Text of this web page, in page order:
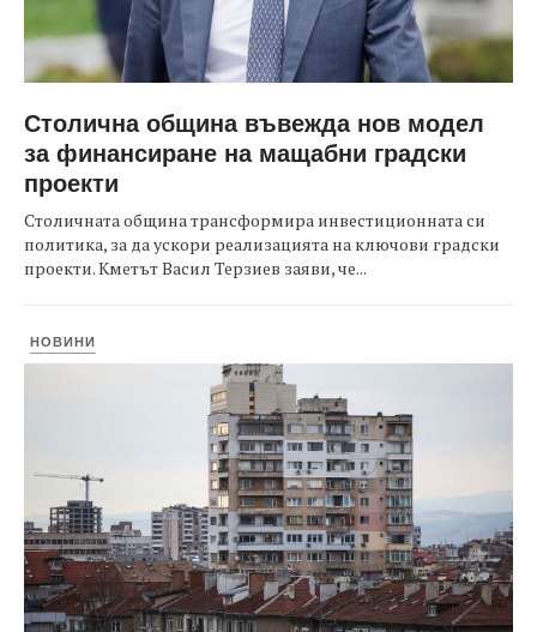
Столична община въвежда нов модел
за финансиране на мащабни градски
проекти
Столичната община трансформира инвестиционната си
политика, за да ускори реализацията на ключови градски
проекти. Кметът Васил Терзиев заяви, че...
НОВИНИ